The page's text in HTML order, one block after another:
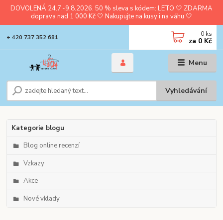
DOVOLENÁ 24.7.-9.8.2026. 50 % sleva s kódem: LETO 🤍 ZDARMA
doprava nad 1 000 Kč 🤍 Nakupujte na kusy i na váhu 🤍
Menu
Vyhledávání
+ 420 737 352 681 0 ks
za 0 Kč
Kategorie blogu
Blog online recenzí
Vzkazy
Akce
Nové vklady